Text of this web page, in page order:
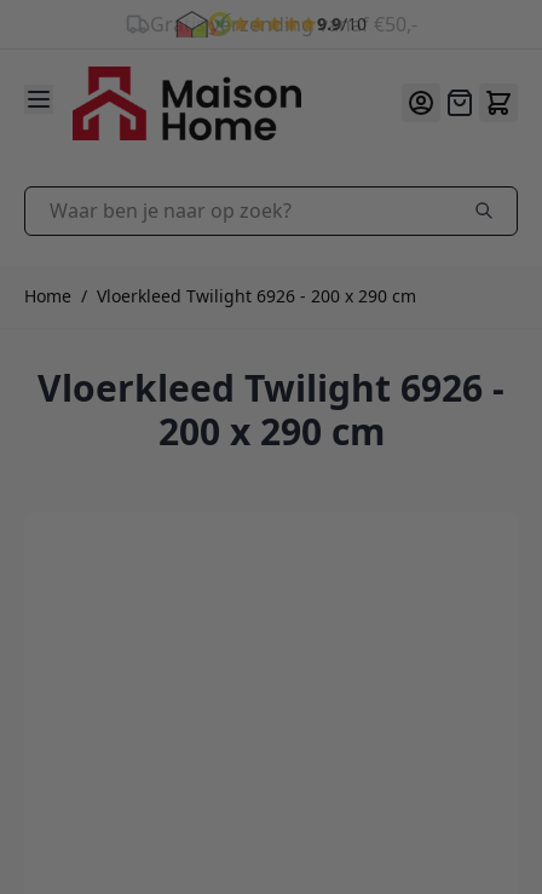
9.9/10
Ga naar de inhoud
Offerte
Waar ben je naar op zoek?
Home / Vloerkleed Twilight 6926 - 200 x 290 cm
Vloerkleed Twilight 6926 -
200 x 290 cm